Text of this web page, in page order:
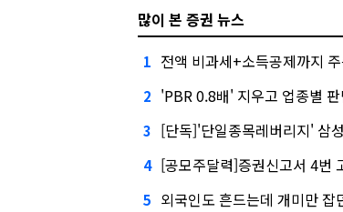
많이 본 증권 뉴스
1 전액 비과세+소득공제까지
2 'PBR 0.8배' 지우고 업종별 판단....정부가 제시한
3 [단독]'단일종목레버리지' 삼성운용 승자 독식...운
4 [공모주달력]증권신고서 4번 고친 빅웨이
5 외국인도 흔드는데 개미만 잡던 당국, 묘수